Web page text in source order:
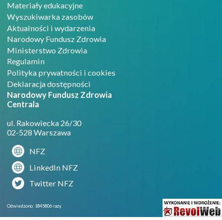
Materiały edukacyjne
Wyszukiwarka zasobów
Aktualności i wydarzenia
Narodowy Fundusz Zdrowia
Ministerstwo Zdrowia
Regulamin
Polityka prywatności i cookies
Deklaracja dostępności
Narodowy Fundusz Zdrowia
Centrala
ul. Rakowiecka 26/30
02-528 Warszawa
NFZ
LinkedIn NFZ
Twitter NFZ
Odwiedzono: 1845806